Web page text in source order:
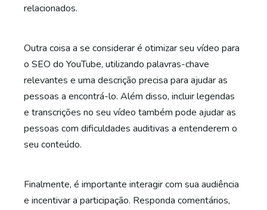
relacionados.
Outra coisa a se considerar é otimizar seu vídeo para
o SEO do YouTube, utilizando palavras-chave
relevantes e uma descrição precisa para ajudar as
pessoas a encontrá-lo. Além disso, incluir legendas
e transcrições no seu vídeo também pode ajudar as
pessoas com dificuldades auditivas a entenderem o
seu conteúdo.
Finalmente, é importante interagir com sua audiência
e incentivar a participação. Responda comentários,